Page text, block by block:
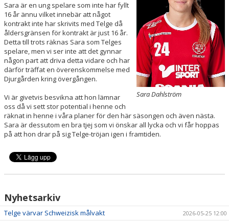
MATCHER
LAGETS FACEBOOK-SIDA
LAGETS INSTA
Sara Dahlström
Sara är en ung spelare som inte har fyllt
16 år ännu vilket innebär att något
kontrakt inte har skrivits med Telge då
åldersgränsen för kontrakt är just 16 år.
Detta till trots räknas Sara som Telges
spelare, men vi ser inte att det gynnar
någon part att driva detta vidare och har
därför träffat en överenskommelse med
Djurgården kring övergången.
Vi är givetvis besvikna att hon lämnar
oss då vi sett stor potential i henne och
räknat in henne i våra planer för den här säsongen och även nästa.
Sara är dessutom en bra tjej som vi önskar all lycka och vi får hoppas
på att hon drar på sig Telge-tröjan igen i framtiden.
Nyhetsarkiv
Telge värvar Schweizisk målvakt 2026-05-25 12:00